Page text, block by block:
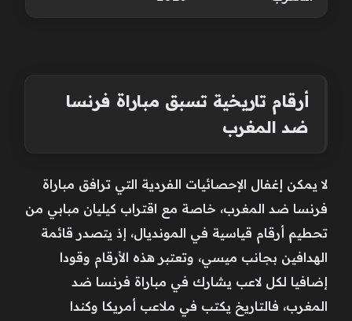
أرقام تاريخية تسبق مباراة فرنسا
ضد المغرب
لا يمكن إغفال الإحصائيات الفردية التي ترافق مباراة
فرنسا ضد المغرب، خاصة مع اقتراب كيليان مبابي من
تحطيم أرقام قياسية في المونديال، إذ يتصدر قائمة
الهدافين بجانب ميسي، وتعتبر هذه الأرقام وقودا
إضافيا لكل لاعب يشارك في مباراة فرنسا ضد
المغرب، فالتاريخ يكتب في ملاعب أمريكا وكندا